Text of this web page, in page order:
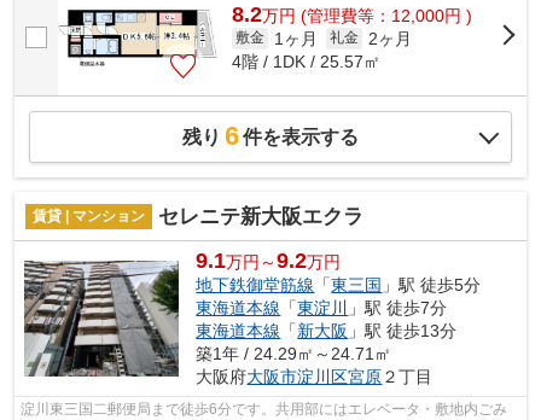
8.2万円 (管理費等：12,000円 )
敷金 1ヶ月 礼金
2ヶ月
4階 / 1DK / 25.57㎡
残り 6件を表示する
賃貸 | マンション セレニテ新大阪エクラ
9.1万円～9.2万円
地下鉄御堂筋線 「東三国 」駅 徒歩5分
東海道本線 「東淀川
」駅 徒歩7分
東海道本線 「新大阪 」駅 徒歩13分
築1年 / 24.29㎡～24.71㎡
大阪府大阪市淀川区宮原２丁目
淀川東三国二郵便局まで徒歩6分です。共用部にはエレベータ・敷地内ごみ